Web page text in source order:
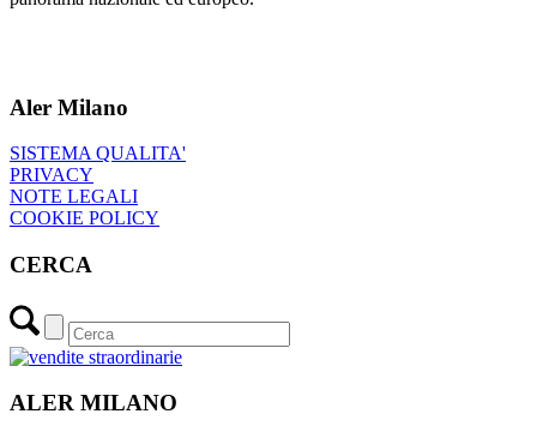
Aler Milano
SISTEMA QUALITA'
PRIVACY
NOTE LEGALI
COOKIE POLICY
CERCA
ALER MILANO